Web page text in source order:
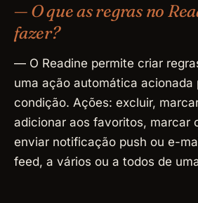
— O que as regras no
fazer?
— O Readine permite criar
uma ação automática acionada
condição. Ações: excluir,
adicionar aos favoritos, marcar
enviar notificação push ou e-
feed, a vários ou a todos de